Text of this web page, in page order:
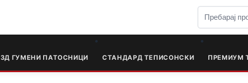
3Д ГУМЕНИ ПАТОСНИЦИ СТАНДАРД ТЕПИСОНСКИ ПРЕМИУМ